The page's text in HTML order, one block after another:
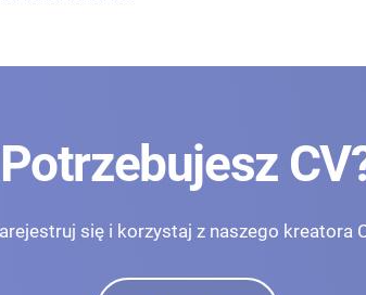
Potrzebujesz
się i korzystaj z naszego kreatora